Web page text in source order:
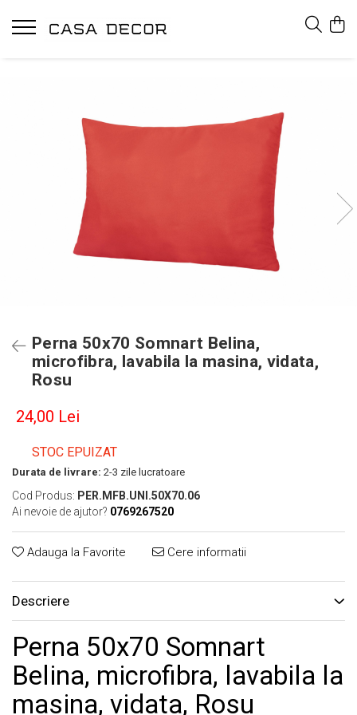
Perna 50x70 Somnart Belina,
microfibra, lavabila la masina, vidata,
Rosu
24,00 Lei
STOC EPUIZAT
Durata de livrare: 2-3 zile lucratoare
Cod Produs: PER.MFB.UNI.50X70.06
Ai nevoie de ajutor? 0769267520
Adauga la Favorite Cere informatii
Descriere
Perna 50x70 Somnart
Belina, microfibra, lavabila la
masina, vidata, Rosu